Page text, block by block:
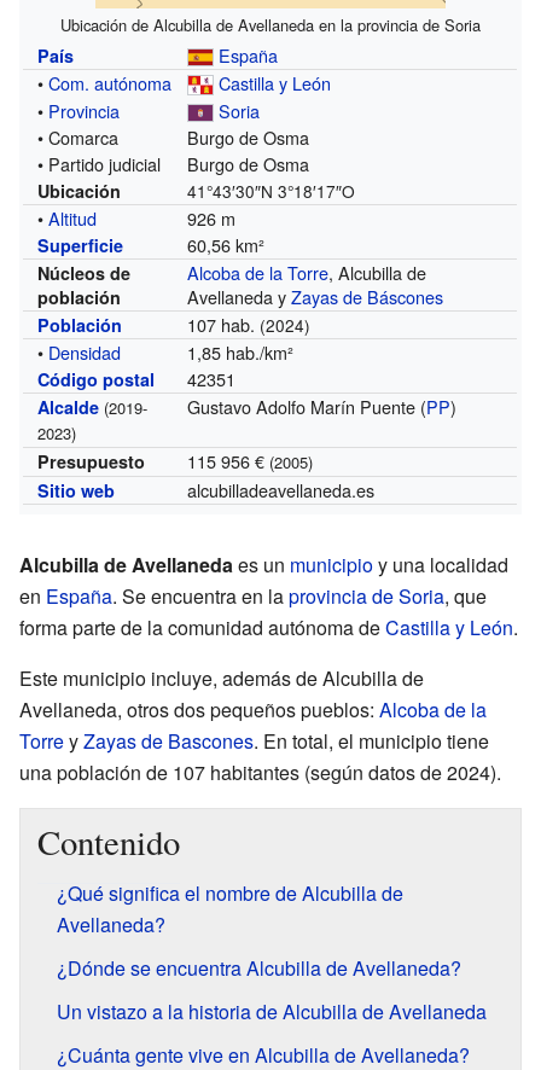
Ubicación de Alcubilla de Avellaneda en la provincia de Soria
País
España
•Com. autónoma
Castilla y León
• Provincia
Soria
• Comarca
Burgo de Osma
• Partido judicial
Burgo de Osma
Ubicación 41°43′30″N 3°18′17″O
•Altitud 926 m
Superficie 60,56 km²
Núcleos de
población
Alcoba de la Torre, Alcubilla de
Avellaneda yZayas de Báscones
Población 107 hab. (2024)
• Densidad 1,85 hab./km²
Código postal 42351
Alcalde (2019-
2023)
Gustavo Adolfo Marín Puente (PP)
Presupuesto 115 956 € (2005)
Sitio web alcubilladeavellaneda.es
Alcubilla de Avellanedaes un municipioy una localidad
en España. Se encuentra en laprovincia de Soria, que
forma parte de la comunidad autónoma deCastilla y León.
Este municipio incluye, además de Alcubilla de
Avellaneda, otros dos pequeños pueblos: Alcoba de la
TorreyZayas de Bascones. En total, el municipio tiene
una población de 107 habitantes (según datos de 2024).
Contenido
¿Qué significa el nombre de Alcubilla de
Avellaneda?
¿Dónde se encuentra Alcubilla de Avellaneda?
Un vistazo a la historia de Alcubilla de Avellaneda
¿Cuánta gente vive en Alcubilla de Avellaneda?